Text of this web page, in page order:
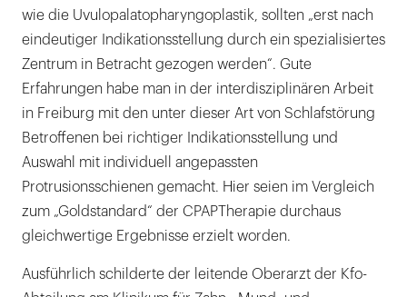
wie die Uvulopalatopharyngoplastik, sollten „erst nach
eindeutiger Indikationsstellung durch ein spezialisiertes
Zentrum in Betracht gezogen werden“. Gute
Erfahrungen habe man in der interdisziplinären Arbeit
in Freiburg mit den unter dieser Art von Schlafstörung
Betroffenen bei richtiger Indikationsstellung und
Auswahl mit individuell angepassten
Protrusionsschienen gemacht. Hier seien im Vergleich
zum „Goldstandard“ der CPAPTherapie durchaus
gleichwertige Ergebnisse erzielt worden.
Ausführlich schilderte der leitende Oberarzt der Kfo-